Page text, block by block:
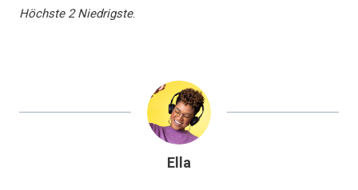
Höchste 2 Niedrigste.
Ella